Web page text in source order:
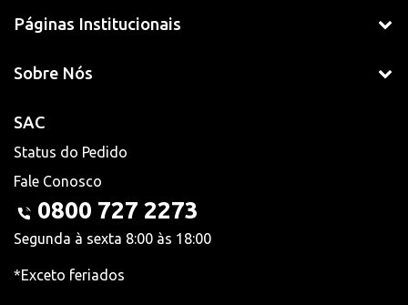
Páginas Institucionais
Sobre Nós
SAC
Status do Pedido
Fale Conosco
0800 727 2273
Segunda à sexta 8:00 às 18:00
*Exceto feriados